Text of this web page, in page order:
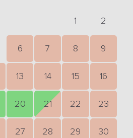
1 2
6 7 8 9
13 14 15 16
20 21 22 23
27 28 29 30